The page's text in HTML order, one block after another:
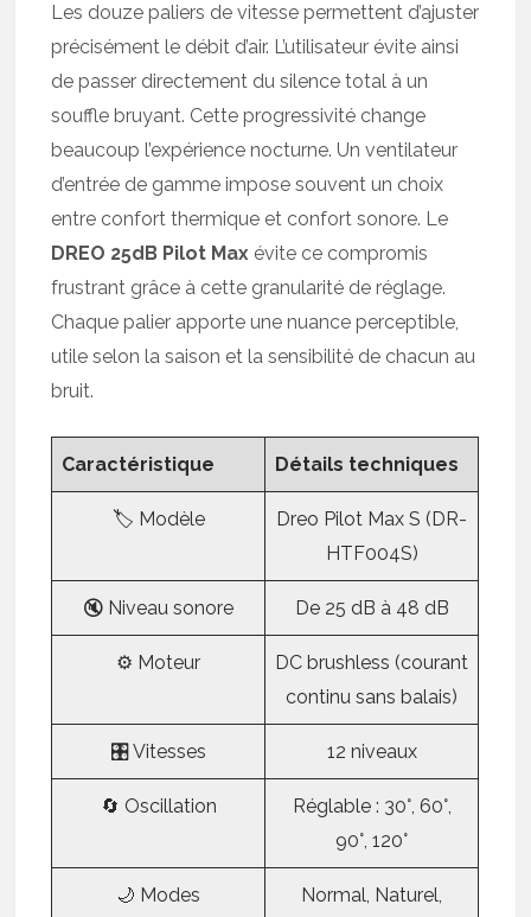
Les douze paliers de vitesse permettent d’ajuster
précisément le débit d’air. L’utilisateur évite ainsi
de passer directement du silence total à un
souffle bruyant. Cette progressivité change
beaucoup l’expérience nocturne. Un ventilateur
d’entrée de gamme impose souvent un choix
entre confort thermique et confort sonore. Le
DREO 25dB Pilot Max évite ce compromis
frustrant grâce à cette granularité de réglage.
Chaque palier apporte une nuance perceptible,
utile selon la saison et la sensibilité de chacun au
bruit.
Caractéristique Détails techniques
🏷️ Modèle
Dreo Pilot Max S (DR-
HTF004S)
🔇 Niveau sonore De 25 dB à 48 dB
⚙️ Moteur
DC brushless (courant
continu sans balais)
🎛️ Vitesses 12 niveaux
🔄 Oscillation
Réglable : 30°, 60°,
90°, 120°
🌙 Modes
Normal, Naturel,